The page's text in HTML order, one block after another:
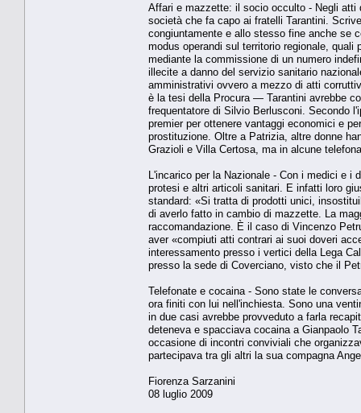
Affari e mazzette: il socio occulto - Negli
società che fa capo ai fratelli Tarantini.
congiuntamente e allo stesso fine anche se
modus operandi sul territorio regionale,
mediante la commissione di un numero
illecite a danno del servizio sanitario
amministrativi ovvero a mezzo di atti
è la tesi della Procura — Tarantini avrebbe
frequentatore di Silvio Berlusconi. Secondo
premier per ottenere vantaggi economici e
prostituzione. Oltre a Patrizia, altre donne
Grazioli e Villa Certosa, ma in alcune
L'incarico per la Nazionale - Con i medici e i
protesi e altri articoli sanitari. E infatti loro
standard: «Si tratta di prodotti unici,
di averlo fatto in cambio di mazzette. La
raccomandazione. È il caso di Vincenzo
aver «compiuti atti contrari ai suoi doveri
interessamento presso i vertici della Lega
presso la sede di Coverciano, visto che il
Telefonate e cocaina - Sono state le
ora finiti con lui nell'inchiesta. Sono una
in due casi avrebbe provveduto a farla
deteneva e spacciava cocaina a Gianpaolo
occasione di incontri conviviali che
partecipava tra gli altri la sua compagna
Fiorenza Sarzanini
08 luglio 2009